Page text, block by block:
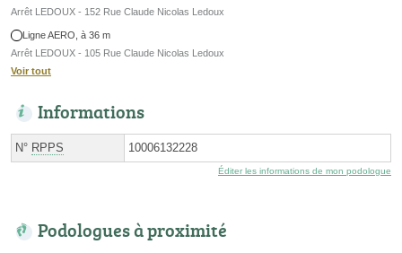
Arrêt LEDOUX - 152 Rue Claude Nicolas Ledoux
Ligne AERO, à 36 m
Arrêt LEDOUX - 105 Rue Claude Nicolas Ledoux
Voir tout
Informations
N° RPPS 10006132228
Éditer les informations de mon podologue
Podologues à proximité